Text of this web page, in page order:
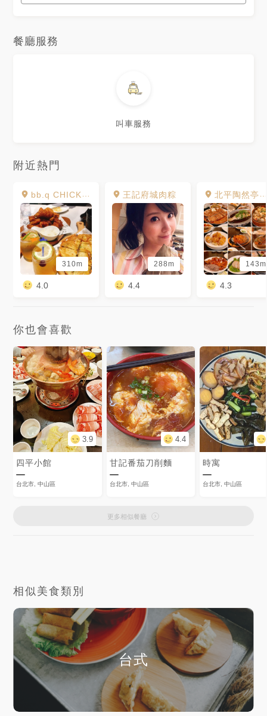
餐廳服務
叫車服務
附近熱門
bb.q CHICKEN 韓式炸雞 慶城店
310m
4.0
王記府城肉粽
288m
4.4
北平陶然亭餐廳
143m
4.3
你也會喜歡
3.9
四平小館
台北市, 中山區
4.4
甘記番茄刀削麵
台北市, 中山區
時寓
台北市, 中山區
更多相似餐廳
相似美食類別
台式